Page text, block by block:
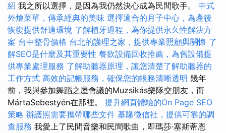
紹 我之所以選擇，是因為我仍然決心成為民間歌手。 中式
外燴菜單，傳承經典的美味 選擇適合的月子中心，為產後
恢復提供舒適環境 了解植牙過程，為你提供永久性解決方
案 台中整骨價格 台北的護理之家，提供專業照顧與關懷 了
解SEO是什麼及其重要性 餐飲設備回收推薦，為舊設備提
供專業處理服務 了解助聽器原理，讓您清楚了解助聽器的
工作方式 高效的記帳服務，確保您的帳務清晰透明 幾年
前，我與參加舞蹈之屋會議的Muzsikás樂隊交朋友，而
MártaSebestyén在那裡。 提升網頁體驗的On Page SEO
策略 辦護照需要攜帶哪些文件 基隆徵信社，提供可靠的調
查服務 我愛上了民間音樂和民間歌曲，即瑪莎·塞斯蒂恩